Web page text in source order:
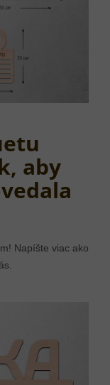
aby
Napíšte viac ako